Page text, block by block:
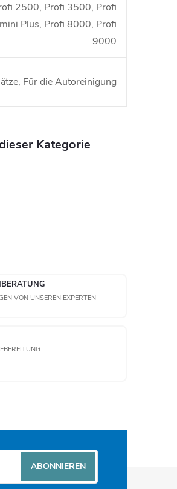
2500, Profi 3500, Profi
Plus, Profi 8000, Profi
9000
Für die Autoreinigung
Kategorie
VON UNSEREN EXPERTEN
ABONNIEREN